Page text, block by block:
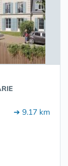
➔ 9.17 km